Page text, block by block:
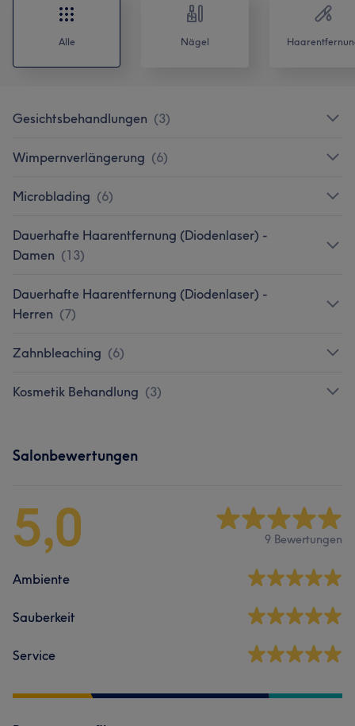
Alle Nägel
Gesichtsbehandlungen (3)
Wimpernverlängerung (6)
Microblading (6)
Dauerhafte Haarentfernung (Diodenlaser) -
Damen (13)
Dauerhafte Haarentfernung (Diodenlaser) -
Herren (7)
Zahnbleaching (6)
Kosmetik Behandlung (3)
Salonbewertungen
5,0 9 Bewertungen
Ambiente
Sauberkeit
Service